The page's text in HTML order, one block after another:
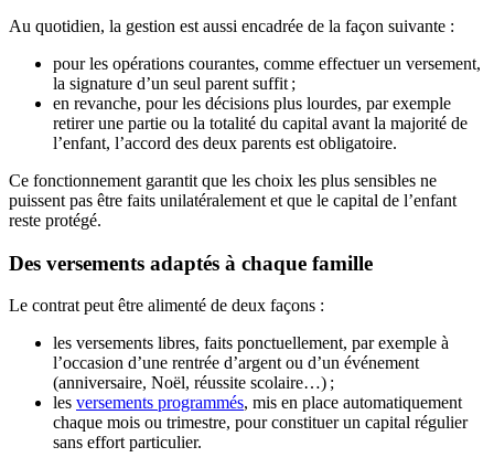
Au quotidien, la gestion est aussi encadrée de la façon suivante :
pour les opérations courantes, comme effectuer un versement,
la signature d’un seul parent suffit ;
en revanche, pour les décisions plus lourdes, par exemple
retirer une partie ou la totalité du capital avant la majorité de
l’enfant, l’accord des deux parents est obligatoire.
Ce fonctionnement garantit que les choix les plus sensibles ne
puissent pas être faits unilatéralement et que le capital de l’enfant
reste protégé.
Des versements adaptés à chaque famille
Le contrat peut être alimenté de deux façons :
les versements libres, faits ponctuellement, par exemple à
l’occasion d’une rentrée d’argent ou d’un événement
(anniversaire, Noël, réussite scolaire…) ;
les versements programmés, mis en place automatiquement
chaque mois ou trimestre, pour constituer un capital régulier
sans effort particulier.